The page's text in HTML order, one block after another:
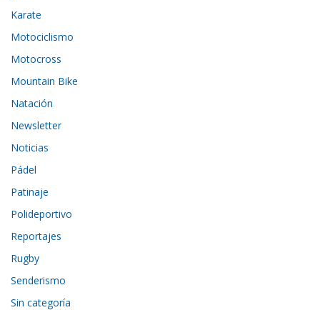
Karate
Motociclismo
Motocross
Mountain Bike
Natación
Newsletter
Noticias
Pádel
Patinaje
Polideportivo
Reportajes
Rugby
Senderismo
Sin categoría